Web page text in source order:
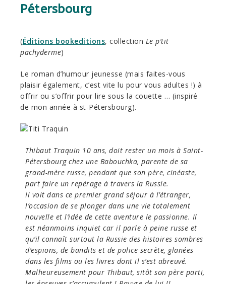
Pétersbourg
(Éditions bookeditions, collection Le p’tit
pachyderme)
Le roman d’humour jeunesse (mais faites-vous
plaisir également, c’est vite lu pour vous adultes !) à
offrir ou s’offrir pour lire sous la couette … (inspiré
de mon année à st-Pétersbourg).
Thibaut Traquin 10 ans, doit rester un mois à Saint-
Pétersbourg chez une Babouchka, parente de sa
grand-mère russe, pendant que son père, cinéaste,
part faire un repérage à travers la Russie.
Il voit dans ce premier grand séjour à l’étranger,
l’occasion de se plonger dans une vie totalement
nouvelle et l’idée de cette aventure le passionne. Il
est néanmoins inquiet car il parle à peine russe et
qu’il connaît surtout la Russie des histoires sombres
d’espions, de bandits et de police secrète, glanées
dans les films ou les livres dont il s’est abreuvé.
Malheureusement pour Thibaut, sitôt son père parti,